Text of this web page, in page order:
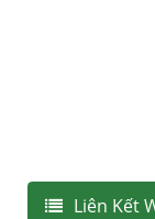
Liên Kết